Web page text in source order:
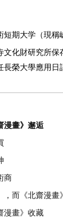
短期大学（現
文化財研究所保
長榮大學應用日
畫》邂逅
商
，而《北齋漫畫
漫畫》收藏